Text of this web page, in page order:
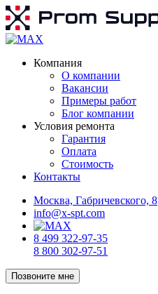
Компания
О компании
Вакансии
Примеры работ
Блог компании
Условия ремонта
Гарантия
Оплата
Стоимость
Контакты
Москва, Габричевского, 8
info@x-spt.com
8 499 322-97-35
8 800 302-97-51
Позвоните мне